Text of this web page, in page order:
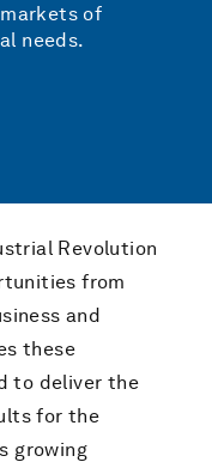
of
needs.
Revolution
from
and
these
to deliver the
for the
growing